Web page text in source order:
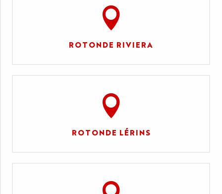
ROTONDE RIVIERA
ROTONDE LÉRINS